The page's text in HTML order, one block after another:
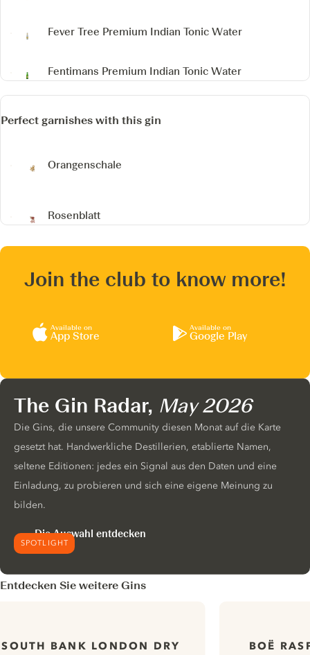
Fever Tree Premium Indian Tonic Water
Fentimans Premium Indian Tonic Water
Perfect garnishes with this gin
Orangenschale
Rosenblatt
Join the club to know more!
Available on
App Store
Available on
Google Play
SPOTLIGHT
The Gin Radar, May 2026
Die Gins, die unsere Community diesen Monat auf die Karte
gesetzt hat. Handwerkliche Destillerien, etablierte Namen,
seltene Editionen: jedes ein Signal aus den Daten und eine
Einladung, zu probieren und sich eine eigene Meinung zu
bilden.
Die Auswahl entdecken
Entdecken Sie weitere Gins
SOUTH BANK LONDON DRY
BOË